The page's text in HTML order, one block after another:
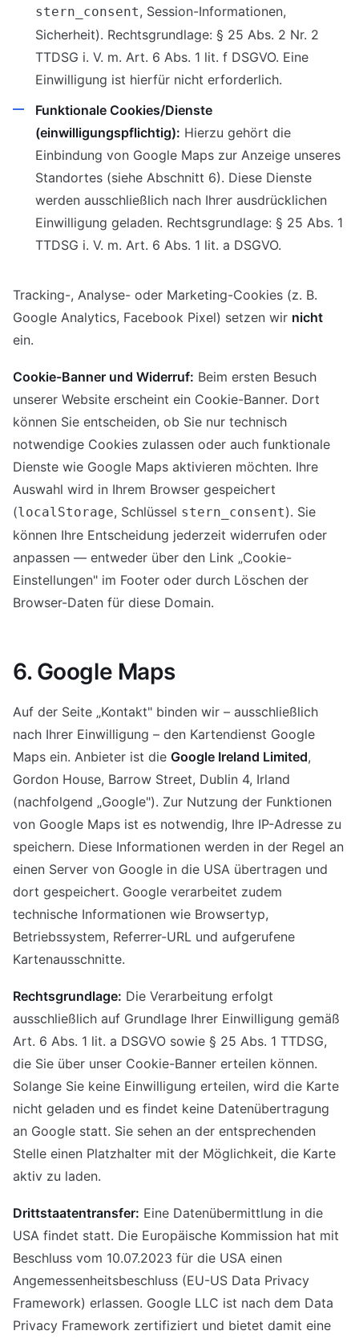
stern_consent, Session-Informationen,
Sicherheit). Rechtsgrundlage: § 25 Abs. 2 Nr. 2
TTDSG i. V. m. Art. 6 Abs. 1 lit. f DSGVO. Eine
Einwilligung ist hierfür nicht erforderlich.
Funktionale Cookies/Dienste
(einwilligungspflichtig): Hierzu gehört die
Einbindung von Google Maps zur Anzeige unseres
Standortes (siehe Abschnitt 6). Diese Dienste
werden ausschließlich nach Ihrer ausdrücklichen
Einwilligung geladen. Rechtsgrundlage: § 25 Abs. 1
TTDSG i. V. m. Art. 6 Abs. 1 lit. a DSGVO.
Tracking-, Analyse- oder Marketing-Cookies (z. B.
Google Analytics, Facebook Pixel) setzen wir nicht
ein.
Cookie-Banner und Widerruf: Beim ersten Besuch
unserer Website erscheint ein Cookie-Banner. Dort
können Sie entscheiden, ob Sie nur technisch
notwendige Cookies zulassen oder auch funktionale
Dienste wie Google Maps aktivieren möchten. Ihre
Auswahl wird in Ihrem Browser gespeichert
(localStorage, Schlüssel stern_consent). Sie
können Ihre Entscheidung jederzeit widerrufen oder
anpassen — entweder über den Link „Cookie-
Einstellungen" im Footer oder durch Löschen der
Browser-Daten für diese Domain.
6. Google Maps
Auf der Seite „Kontakt" binden wir – ausschließlich
nach Ihrer Einwilligung – den Kartendienst Google
Maps ein. Anbieter ist die Google Ireland Limited,
Gordon House, Barrow Street, Dublin 4, Irland
(nachfolgend „Google"). Zur Nutzung der Funktionen
von Google Maps ist es notwendig, Ihre IP-Adresse zu
speichern. Diese Informationen werden in der Regel an
einen Server von Google in die USA übertragen und
dort gespeichert. Google verarbeitet zudem
technische Informationen wie Browsertyp,
Betriebssystem, Referrer-URL und aufgerufene
Kartenausschnitte.
Rechtsgrundlage: Die Verarbeitung erfolgt
ausschließlich auf Grundlage Ihrer Einwilligung gemäß
Art. 6 Abs. 1 lit. a DSGVO sowie § 25 Abs. 1 TTDSG,
die Sie über unser Cookie-Banner erteilen können.
Solange Sie keine Einwilligung erteilen, wird die Karte
nicht geladen und es findet keine Datenübertragung
an Google statt. Sie sehen an der entsprechenden
Stelle einen Platzhalter mit der Möglichkeit, die Karte
aktiv zu laden.
Drittstaatentransfer: Eine Datenübermittlung in die
USA findet statt. Die Europäische Kommission hat mit
Beschluss vom 10.07.2023 für die USA einen
Angemessenheitsbeschluss (EU-US Data Privacy
Framework) erlassen. Google LLC ist nach dem Data
Privacy Framework zertifiziert und bietet damit eine